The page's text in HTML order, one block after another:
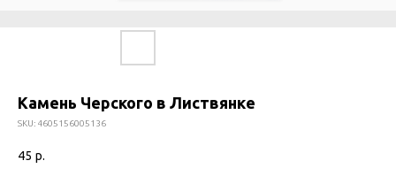
Камень Черского в Листвянке
SKU: 4605156005136
45 р.